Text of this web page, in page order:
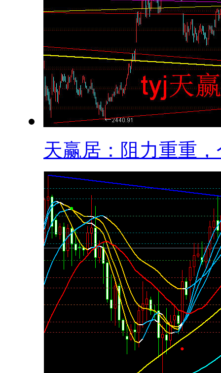
天赢居：阻力重重，